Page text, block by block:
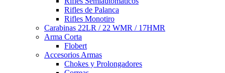
Rifles de Palanca
Rifles Monotiro
Carabinas 22LR / 22 WMR / 17HMR
Arma Corta
Flobert
Accesorios Armas
Chokes y Prolongadores